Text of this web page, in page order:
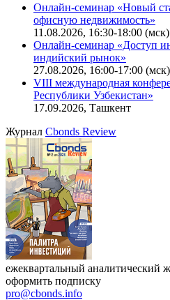
Онлайн-семинар «Новый
офисную недвижимость»
11.08.2026, 16:30-18:00 (мск)
Онлайн-семинар «Доступ
индийский рынок»
27.08.2026, 16:00-17:00 (мск)
VIII международная
Республики Узбекистан»
17.09.2026, Ташкент
Журнал Cbonds Review
ежеквартальный аналитический
оформить подписку
pro@cbonds.info